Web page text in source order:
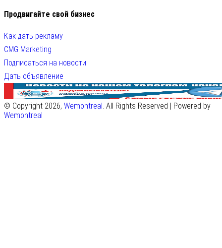
Продвигайте свой бизнес
Как дать рекламу
CMG Marketing
Подписаться на новости
Дать объявление
© Copyright 2026, Wemontreal. All Rights Reserved | Powered by
Wemontreal